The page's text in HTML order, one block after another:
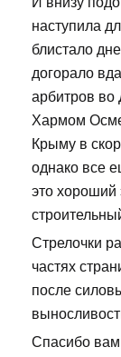
наступила
блистало
догорало
арбитров во
Хармом
Крыму в
однако все
это хороший
Стрелочки
частях
после
Спасибо